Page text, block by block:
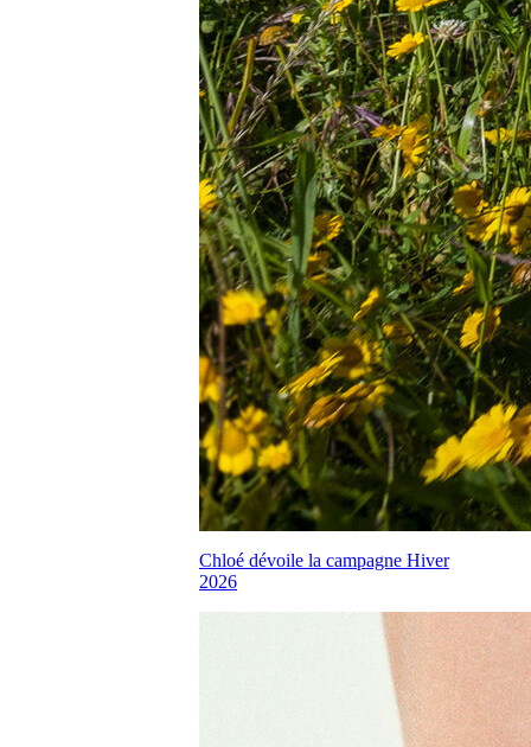
Chloé dévoile la campagne Hiver
2026